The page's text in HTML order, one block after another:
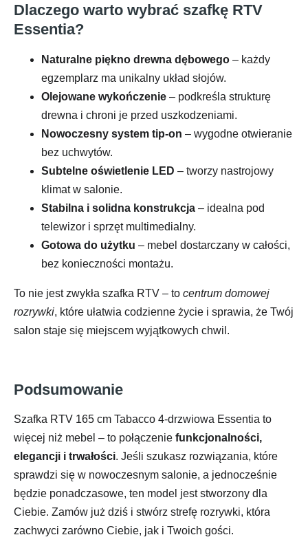
Dlaczego warto wybrać szafkę RTV
Essentia?
Naturalne piękno drewna dębowego – każdy
egzemplarz ma unikalny układ słojów.
Olejowane wykończenie – podkreśla strukturę
drewna i chroni je przed uszkodzeniami.
Nowoczesny system tip-on – wygodne otwieranie
bez uchwytów.
Subtelne oświetlenie LED – tworzy nastrojowy
klimat w salonie.
Stabilna i solidna konstrukcja – idealna pod
telewizor i sprzęt multimedialny.
Gotowa do użytku – mebel dostarczany w całości,
bez konieczności montażu.
To nie jest zwykła szafka RTV – to centrum domowej
rozrywki, które ułatwia codzienne życie i sprawia, że Twój
salon staje się miejscem wyjątkowych chwil.
Podsumowanie
Szafka RTV 165 cm Tabacco 4-drzwiowa Essentia to
więcej niż mebel – to połączenie funkcjonalności,
elegancji i trwałości. Jeśli szukasz rozwiązania, które
sprawdzi się w nowoczesnym salonie, a jednocześnie
będzie ponadczasowe, ten model jest stworzony dla
Ciebie. Zamów już dziś i stwórz strefę rozrywki, która
zachwyci zarówno Ciebie, jak i Twoich gości.